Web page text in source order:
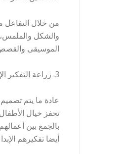
من خلال التفاعل
والشكل والملمس،
الموسيقى
3. زراعة التفكير الإبداعي
عادة ما يتم
تحفز خيال
بالجمع بين
أيضا تفكيرهم